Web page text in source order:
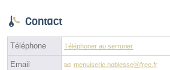
Contact
Téléphone Téléphoner au serrurier
Email menuiserie.noblesseⓐfree.fr